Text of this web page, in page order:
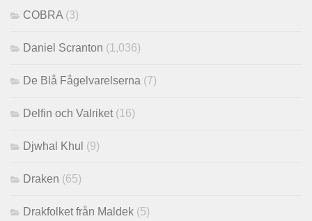
COBRA (3)
Daniel Scranton (1,036)
De Blå Fågelvarelserna (7)
Delfin och Valriket (16)
Djwhal Khul (9)
Draken (65)
Drakfolket från Maldek (5)